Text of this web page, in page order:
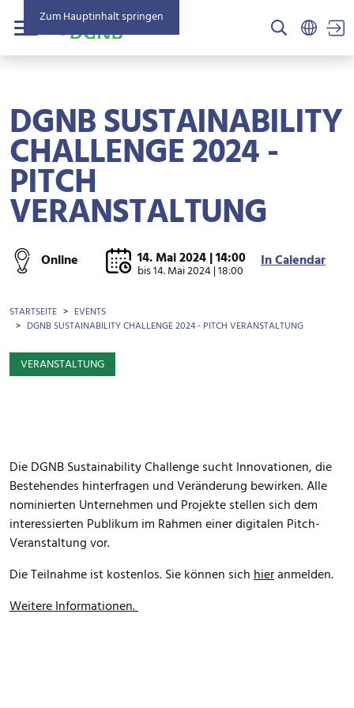
Zum Hauptinhalt springen
Menü
DGNB SUSTAINABILITY
CHALLENGE 2024 -
PITCH
VERANSTALTUNG
Online 14. Mai 2024 | 14:00
bis14. Mai 2024 | 18:00 In Calendar
BROTKRÜMEL
STARTSEITE
EVENTS
DGNB SUSTAINABILITY CHALLENGE 2024 - PITCH VERANSTALTUNG
VERANSTALTUNG
Die DGNB Sustainability Challenge sucht Innovationen, die
Bestehendes hinterfragen und Veränderung bewirken. Alle
nominierten Unternehmen und Projekte stellen sich dem
interessierten Publikum im Rahmen einer digitalen Pitch-
Veranstaltung vor.
Die Teilnahme ist kostenlos. Sie können sichhieranmelden.
Weitere Informationen.